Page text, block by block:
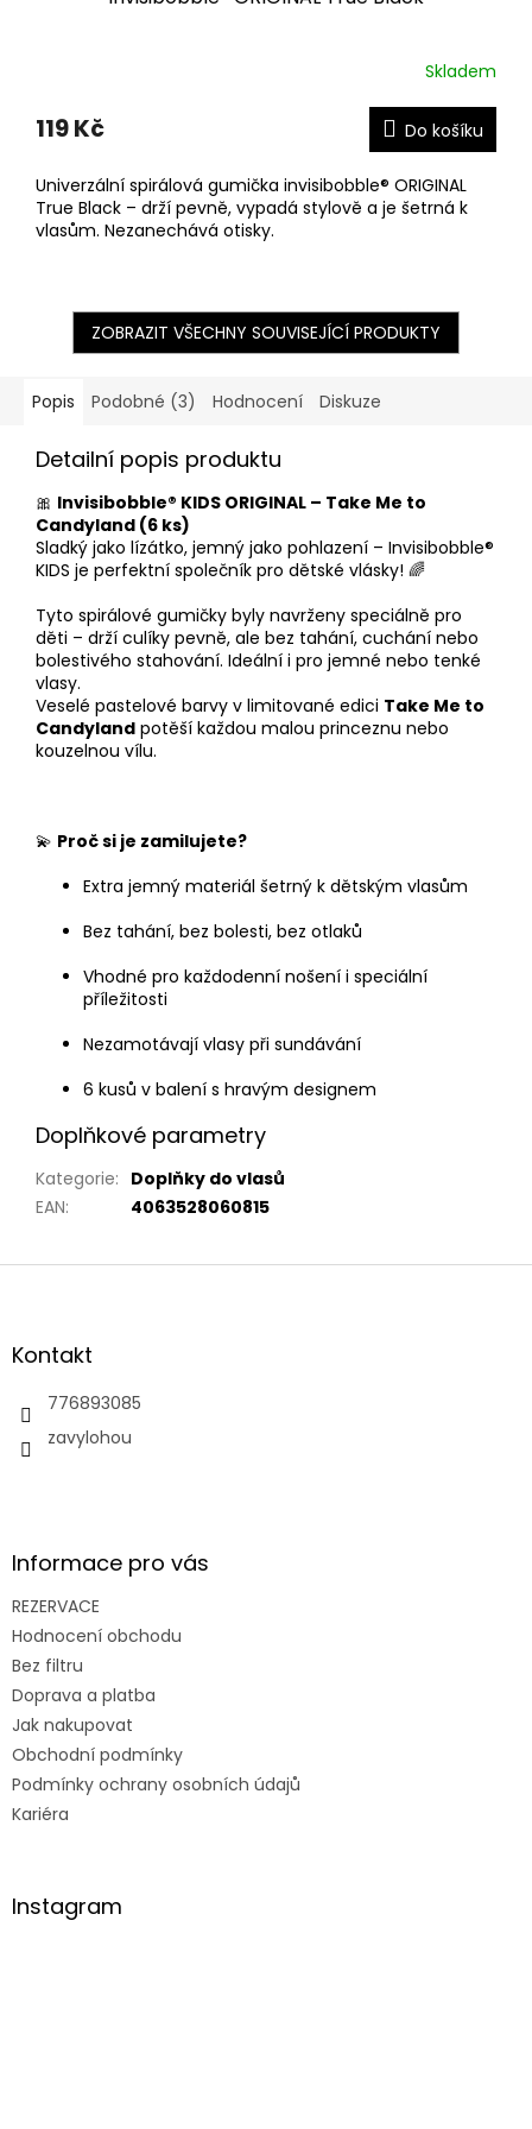
Skladem
119 Kč Do košíku
Univerzální spirálová gumička invisibobble® ORIGINAL
True Black – drží pevně, vypadá stylově a je šetrná k
vlasům. Nezanechává otisky.
ZOBRAZIT VŠECHNY SOUVISEJÍCÍ PRODUKTY
Popis Podobné (3) Hodnocení Diskuze
Detailní popis produktu
🎀 Invisibobble® KIDS ORIGINAL – Take Me to
Candyland (6 ks)
Sladký jako lízátko, jemný jako pohlazení – Invisibobble®
KIDS je perfektní společník pro dětské vlásky! 🌈
Tyto spirálové gumičky byly navrženy speciálně pro
děti – drží culíky pevně, ale bez tahání, cuchání nebo
bolestivého stahování. Ideální i pro jemné nebo tenké
vlasy.
Veselé pastelové barvy v limitované edici Take Me to
Candyland potěší každou malou princeznu nebo
kouzelnou vílu.
💫 Proč si je zamilujete?
Extra jemný materiál šetrný k dětským vlasům
Bez tahání, bez bolesti, bez otlaků
Vhodné pro každodenní nošení i speciální
příležitosti
Nezamotávají vlasy při sundávání
6 kusů v balení s hravým designem
Doplňkové parametry
Kategorie: Doplňky do vlasů
EAN: 4063528060815
Z
aKontakt
776893085
zavylohou
Informace pro vás
REZERVACE
Hodnocení obchodu
Bez filtru
Doprava a platba
Jak nakupovat
Obchodní podmínky
Podmínky ochrany osobních údajů
Kariéra
Instagram